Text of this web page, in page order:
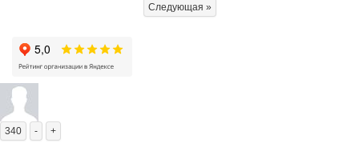
Следующая »
340 - +